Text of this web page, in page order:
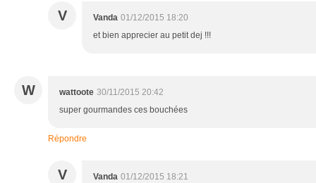
V Vanda 01/12/2015 18:20
et bien apprecier au petit dej !!!
W wattoote 30/11/2015 20:42
super gourmandes ces bouchées
Répondre
V Vanda 01/12/2015 18:21